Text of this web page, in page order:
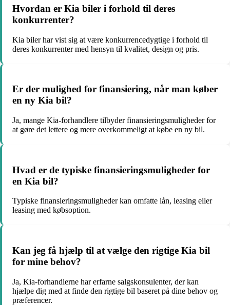
Hvordan er Kia biler i forhold til deres
konkurrenter?
Kia biler har vist sig at være konkurrencedygtige i forhold til
deres konkurrenter med hensyn til kvalitet, design og pris.
Er der mulighed for finansiering, når man køber
en ny Kia bil?
Ja, mange Kia-forhandlere tilbyder finansieringsmuligheder for
at gøre det lettere og mere overkommeligt at købe en ny bil.
Hvad er de typiske finansieringsmuligheder for
en Kia bil?
Typiske finansieringsmuligheder kan omfatte lån, leasing eller
leasing med købsoption.
Kan jeg få hjælp til at vælge den rigtige Kia bil
for mine behov?
Ja, Kia-forhandlerne har erfarne salgskonsulenter, der kan
hjælpe dig med at finde den rigtige bil baseret på dine behov og
præferencer.